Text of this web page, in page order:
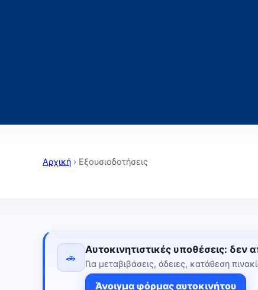
Αρχική › Εξουσιοδοτήσεις
🚗
Αυτοκινητιστικές υποθέσεις: δεν
Για μεταβιβάσεις, άδειες, κατάθεση
Άνοιγμα φόρμας αυτοκινήτου